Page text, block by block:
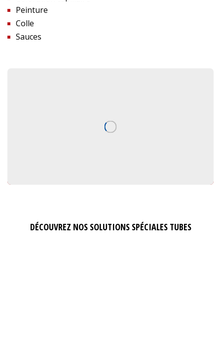
Peinture
Colle
Sauces
DÉCOUVREZ NOS SOLUTIONS SPÉCIALES TUBES